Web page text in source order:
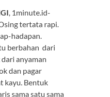
, 1minute.id-
tertata rapi.
hadapan.
berbahan dari
dari anyaman
dan pagar
kayu. Bentuk
sama satu sama